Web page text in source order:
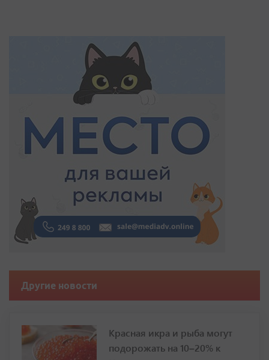
Другие новости
Красная икра и рыба могут
подорожать на 10–20% к